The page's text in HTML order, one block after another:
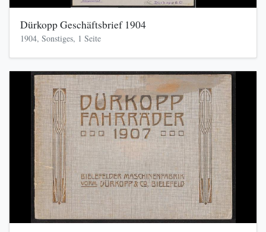
Dürkopp Geschäftsbrief 1904
1904, Sonstiges, 1 Seite